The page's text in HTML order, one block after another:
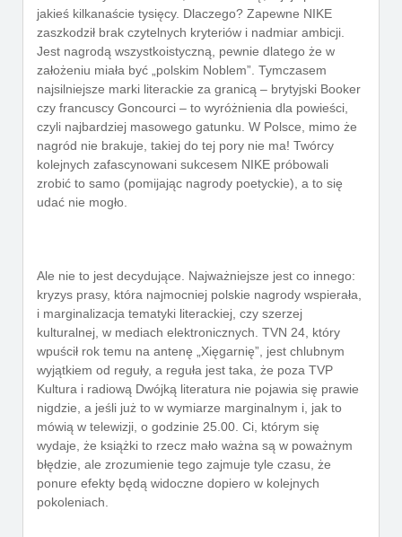
jakieś kilkanaście tysięcy. Dlaczego? Zapewne NIKE
zaszkodził brak czytelnych kryteriów i nadmiar ambicji.
Jest nagrodą wszystkoistyczną, pewnie dlatego że w
założeniu miała być „polskim Noblem”. Tymczasem
najsilniejsze marki literackie za granicą – brytyjski Booker
czy francuscy Goncourci – to wyróżnienia dla powieści,
czyli najbardziej masowego gatunku. W Polsce, mimo że
nagród nie brakuje, takiej do tej pory nie ma! Twórcy
kolejnych zafascynowani sukcesem NIKE próbowali
zrobić to samo (pomijając nagrody poetyckie), a to się
udać nie mogło.
Ale nie to jest decydujące. Najważniejsze jest co innego:
kryzys prasy, która najmocniej polskie nagrody wspierała,
i marginalizacja tematyki literackiej, czy szerzej
kulturalnej, w mediach elektronicznych. TVN 24, który
wpuścił rok temu na antenę „Xięgarnię”, jest chlubnym
wyjątkiem od reguły, a reguła jest taka, że poza TVP
Kultura i radiową Dwójką literatura nie pojawia się prawie
nigdzie, a jeśli już to w wymiarze marginalnym i, jak to
mówią w telewizji, o godzinie 25.00. Ci, którym się
wydaje, że książki to rzecz mało ważna są w poważnym
błędzie, ale zrozumienie tego zajmuje tyle czasu, że
ponure efekty będą widoczne dopiero w kolejnych
pokoleniach.